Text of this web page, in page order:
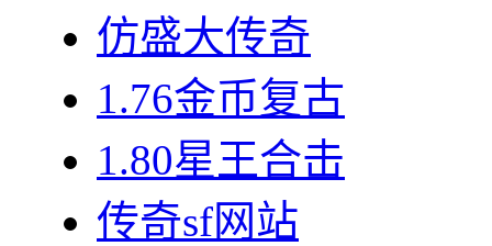
仿盛大传奇
1.76金币复古
1.80星王合击
传奇sf网站